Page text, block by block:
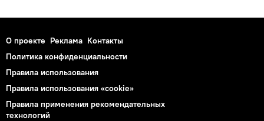
О проекте Реклама Контакты
Политика конфиденциальности
Правила использования
Правила использования «cookie»
Правила применения рекомендательных
технологий